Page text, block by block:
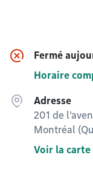
Fermé
Horaire
Adresse
201 de
Montréal
Voir la carte